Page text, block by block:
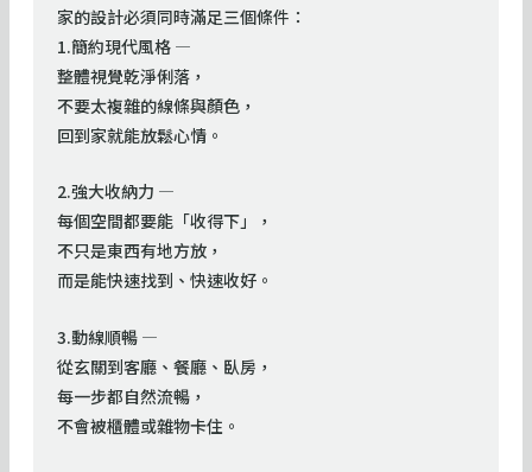
家的設計必須同時滿足三個條件：
1.簡約現代風格 —
整體視覺乾淨俐落，
不要太複雜的線條與顏色，
回到家就能放鬆心情。
2.強大收納力 —
每個空間都要能「收得下」，
不只是東西有地方放，
而是能快速找到、快速收好。
3.動線順暢 —
從玄關到客廳、餐廳、臥房，
每一步都自然流暢，
不會被櫃體或雜物卡住。